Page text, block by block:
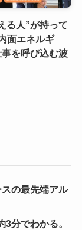
る人”が持って
面エネルギ
を呼び込む波
の最先端アル
分でわかる。